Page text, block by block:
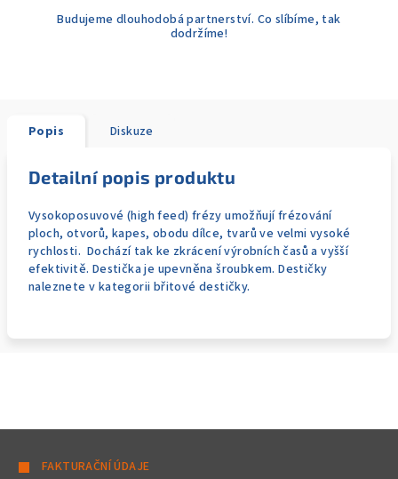
Budujeme dlouhodobá partnerství. Co slíbíme, tak
dodržíme!
Popis Diskuze
Detailní popis produktu
Vysokoposuvové (high feed) frézy umožňují frézování
ploch, otvorů, kapes, obodu dílce, tvarů ve velmi vysoké
rychlosti. Dochází tak ke zkrácení výrobních časů a vyšší
efektivitě. Destička je upevněna šroubkem. Destičky
naleznete v kategorii břitové destičky.
FAKTURAČNÍ ÚDAJE